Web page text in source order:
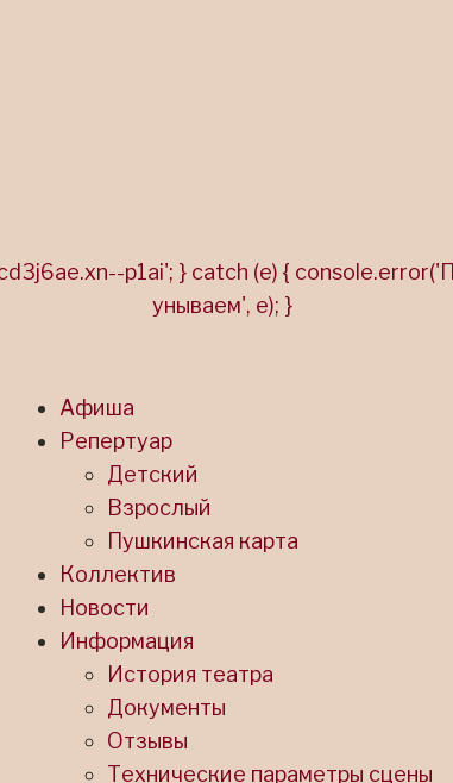
Афиша
Репертуар
Детский
Взрослый
Пушкинская карта
Коллектив
Новости
Информация
История театра
Документы
Отзывы
Технические параметры сцены